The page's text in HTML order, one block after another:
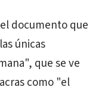
documento que
únicas
que se ve
como "el